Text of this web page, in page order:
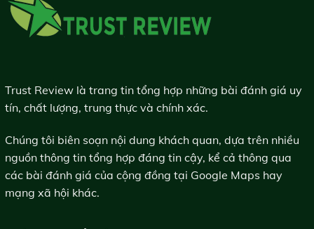
Trust Review là trang tin tổng hợp những bài đánh giá uy
tín, chất lượng, trung thực và chính xác.
Chúng tôi biên soạn nội dung khách quan, dựa trên nhiều
nguồn thông tin tổng hợp đáng tin cậy, kể cả thông qua
các bài đánh giá của cộng đồng tại Google Maps hay
mạng xã hội khác.